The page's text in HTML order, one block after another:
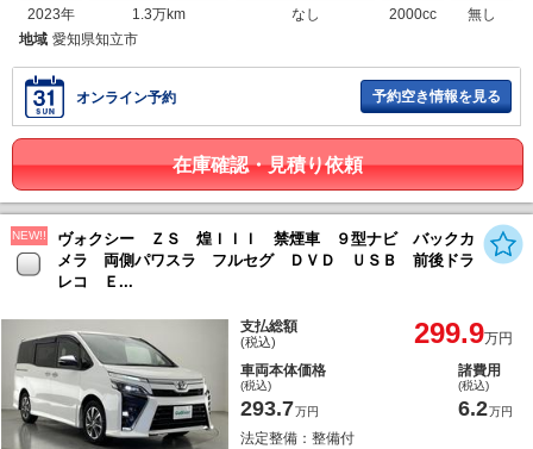
2023年
1.3万km
なし
2000cc
無し
地域 愛知県知立市
オンライン予約 予約空き情報を見る
在庫確認・見積り依頼
NEW!!
ヴォクシー ＺＳ 煌ＩＩＩ 禁煙車 ９型ナビ バックカ
メラ 両側パワスラ フルセグ ＤＶＤ ＵＳＢ 前後ドラ
レコ Ｅ...
支払総額
(税込) 299.9万円
車両本体価格
(税込)
293.7万円
諸費用
(税込)
6.2万円
法定整備：整備付